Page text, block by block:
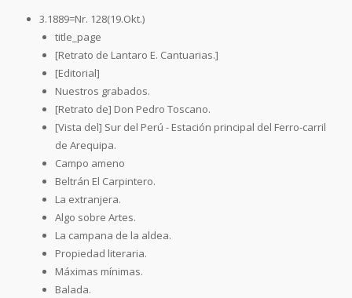
3.1889=Nr. 128(19.Okt.)
title_page
[Retrato de Lantaro E. Cantuarias.]
[Editorial]
Nuestros grabados.
[Retrato de] Don Pedro Toscano.
[Vista del] Sur del Perú - Estación principal del Ferro-carril
de Arequipa.
Campo ameno
Beltrán El Carpintero.
La extranjera.
Algo sobre Artes.
La campana de la aldea.
Propiedad literaria.
Máximas mínimas.
Balada.